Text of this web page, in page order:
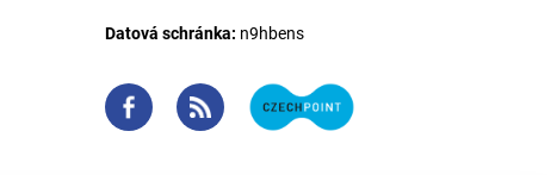
Datová schránka: n9hbens